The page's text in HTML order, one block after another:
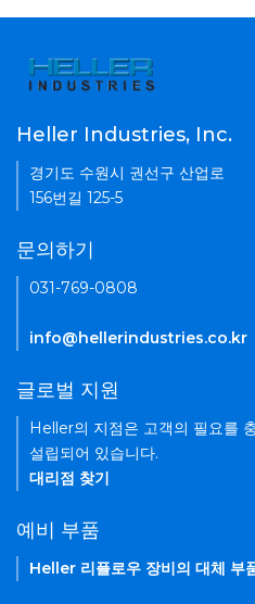
Heller Industries, Inc.
경기도 수원시 권선구 산업로
156번길 125-5
문의하기
031-769-0808
info@hellerindustries.co.kr
글로벌 지원
Heller의 지점은 고객의 필요를
설립되어 있습니다.
대리점 찾기
예비 부품
Heller 리플로우 장비의 대체 부